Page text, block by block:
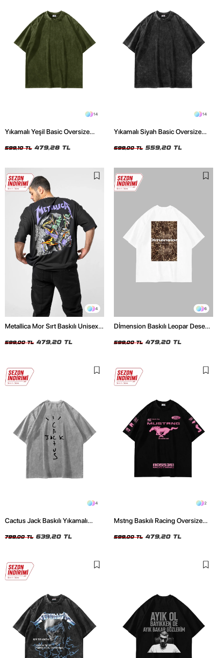
14
Yıkamalı Yeşil Basic Oversize
599,10 TL 479,28 TL
14
Yıkamalı Siyah Basic Oversize
699,00 TL 559,20 TL
4
Metallica Mor Sırt Baskılı Unisex
599,00 TL 479,20 TL
6
Dİmension Baskılı Leopar Desenli
Tshirt
599,00 TL 479,20 TL
4
Cactus Jack Baskılı Yıkamalı
799,00 TL 639,20 TL
2
Mstng Baskılı Racing Oversize
599,00 TL 479,20 TL